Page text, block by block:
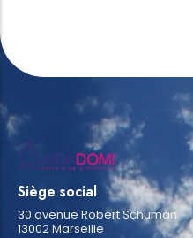
Siège social
30 avenue Robert Schuman
13002 Marseille